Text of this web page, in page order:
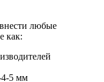
любые
как:
4-5 мм